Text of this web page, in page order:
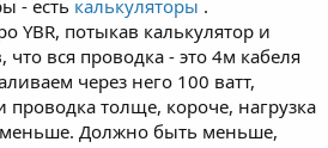
- есть калькуляторы .
YBR, потыкав калькулятор и
что вся проводка - это 4м кабеля
через него 100 ватт,
проводка толще, короче, нагрузка
меньше. Должно быть меньше,